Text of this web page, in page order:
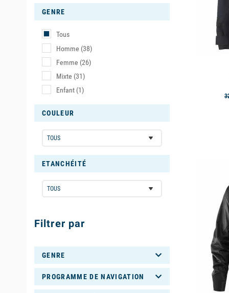
GENRE
Tous
Homme (38)
Femme (26)
Mixte (31)
Enfant (1)
COULEUR
ETANCHÉITÉ
Filtrer par
GENRE
PROGRAMME DE NAVIGATION
La
Le
assez
Le
aussi
Le tissu
en
les plus
une
bord du
Le Gilet